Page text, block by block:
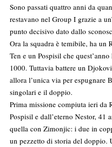
Sono passati quattro anni da
restavano nel Group I grazie a
punto decisivo dato dallo
Ora la squadra è temibile, ha un
Ten e un Pospisil che
1000. Tuttavia battere un
allora l’unica via per espugnare
singolari e il doppio.
Prima missione compiuta ieri da
Pospisil e dall’eterno Nestor, 41
quella con Zimonjic: i due in
un pezzetto di storia del doppio.